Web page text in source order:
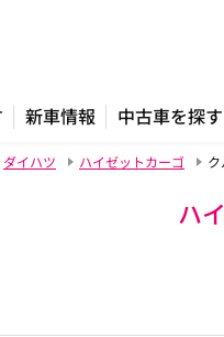
新車情報 中古車を探す
ダイハツ ハイゼットカーゴ
ハ